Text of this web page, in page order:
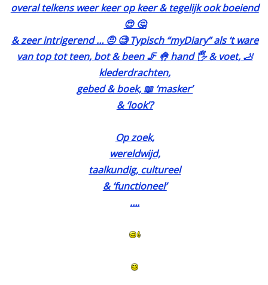
overal telkens weer keer op keer & tegelijk ook boeiend
😍 🤔
& zeer intrigerend … 🤨 🧐 Typisch “myDiary” als ‘t ware
van top tot teen, bot & been 🦵 🤚 hand 🖐️ & voet, 🦶
klederdrachten,
gebed & boek, 📖 ‘masker’
& ‘look’?
Op zoek,
wereldwijd,
taalkundig, cultureel
& ‘functioneel’
….